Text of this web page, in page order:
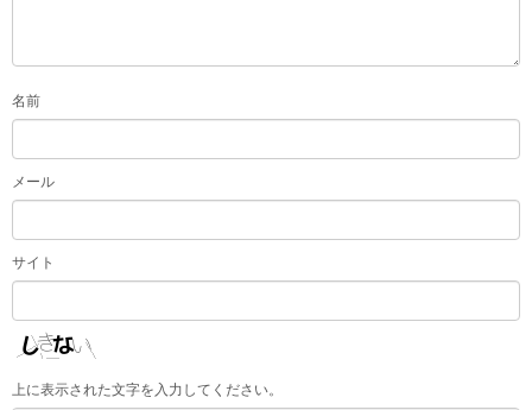
名前
メール
サイト
上に表示された文字を入力してください。